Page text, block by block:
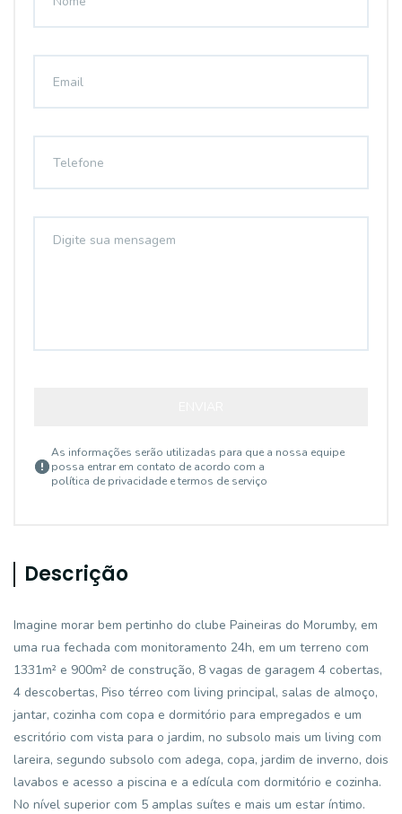
As informações serão utilizadas para que a nossa equipe
possa entrar em contato de acordo com a
política de privacidade e termos de serviço
Descrição
Imagine morar bem pertinho do clube Paineiras do Morumby, em
uma rua fechada com monitoramento 24h, em um terreno com
1331m² e 900m² de construção, 8 vagas de garagem 4 cobertas,
4 descobertas, Piso térreo com living principal, salas de almoço,
jantar, cozinha com copa e dormitório para empregados e um
escritório com vista para o jardim, no subsolo mais um living com
lareira, segundo subsolo com adega, copa, jardim de inverno, dois
lavabos e acesso a piscina e a edícula com dormitório e cozinha.
No nível superior com 5 amplas suítes e mais um estar íntimo.